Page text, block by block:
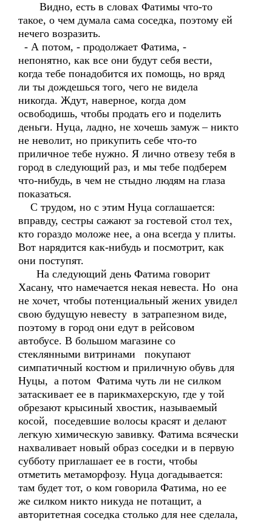
Видно, есть в словах Фатимы что-то
такое, о чем думала сама соседка, поэтому ей
нечего возразить.
- А потом, - продолжает Фатима, -
непонятно, как все они будут себя вести,
когда тебе понадобится их помощь, но вряд
ли ты дождешься того, чего не видела
никогда. Ждут, наверное, когда дом
освободишь, чтобы продать его и поделить
деньги. Нуца, ладно, не хочешь замуж – никто
не неволит, но прикупить себе что-то
приличное тебе нужно. Я лично отвезу тебя в
город в следующий раз, и мы тебе подберем
что-нибудь, в чем не стыдно людям на глаза
показаться.
С трудом, но с этим Нуца соглашается:
вправду, сестры сажают за гостевой стол тех,
кто гораздо моложе нее, а она всегда у плиты.
Вот нарядится как-нибудь и посмотрит, как
они поступят.
На следующий день Фатима говорит
Хасану, что намечается некая невеста. Но она
не хочет, чтобы потенциальный жених увидел
свою будущую невесту в затрапезном виде,
поэтому в город они едут в рейсовом
автобусе. В большом магазине со
стеклянными витринами покупают
симпатичный костюм и приличную обувь для
Нуцы, а потом Фатима чуть ли не силком
затаскивает ее в парикмахерскую, где у той
обрезают крысиный хвостик, называемый
косой, поседевшие волосы красят и делают
легкую химическую завивку. Фатима всячески
нахваливает новый образ соседки и в первую
субботу приглашает ее в гости, чтобы
отметить метаморфозу. Нуца догадывается:
там будет тот, о ком говорила Фатима, но ее
же силком никто никуда не потащит, а
авторитетная соседка столько для нее сделала,